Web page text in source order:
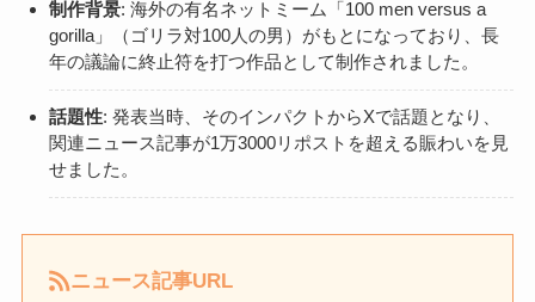
制作背景: 海外の有名ネットミーム「100 men versus a
gorilla」（ゴリラ対100人の男）がもとになっており、長
年の議論に終止符を打つ作品として制作されました。
話題性: 発表当時、そのインパクトからXで話題となり、
関連ニュース記事が1万3000リポストを超える賑わいを見
せました。
ニュース記事URL